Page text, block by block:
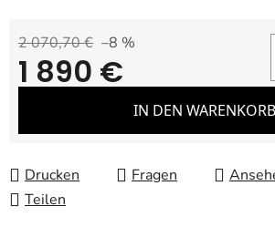
2 070,70 € –8 %
1 890 €
IN DEN WARENKORB
Drucken Fragen
Teilen